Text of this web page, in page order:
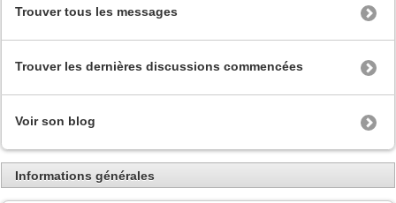
Trouver tous les messages
Trouver les dernières discussions commencées
Voir son blog
Informations générales